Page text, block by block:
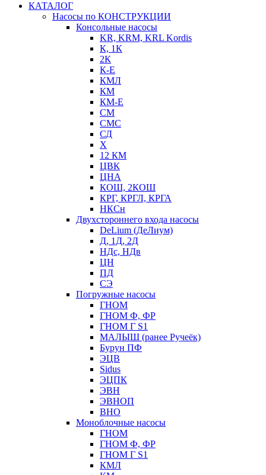
КАТАЛОГ
Насосы по КОНСТРУКЦИИ
Консольные насосы
KR, KRM, KRL Kordis
К, 1К
2К
К-Е
КМЛ
КМ
КМ-Е
СМ
СМС
СД
Х
12 КМ
ЦВК
ЦНА
КОШ, 2КОШ
КРГ, КРГЛ, КРГА
НКСн
Двухстороннего входа насосы
DeLium (ДеЛиум)
Д, 1Д, 2Д
НДс, НДв
ЦН
ПД
СЭ
Погружные насосы
ГНОМ
ГНОМ Ф, ФР
ГНОМ Г S1
МАЛЫШ (ранее Ручеёк)
Бурун ПФ
ЭЦВ
Sidus
ЭЦПК
ЭВН
ЭВНОП
ВНО
Моноблочные насосы
ГНОМ
ГНОМ Ф, ФР
ГНОМ Г S1
КМЛ